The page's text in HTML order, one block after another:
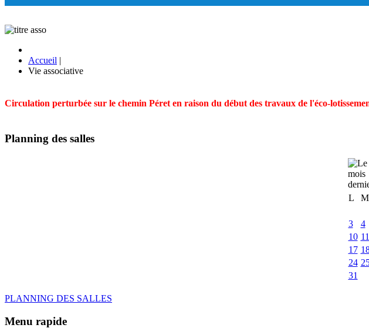
Accueil |
Vie associative
Circulation perturbée sur le chemin Péret en raison du début des travaux de l'éco-
Planning des salles
L
3
4
10 11
17
24
31
PLANNING DES SALLES
Menu rapide